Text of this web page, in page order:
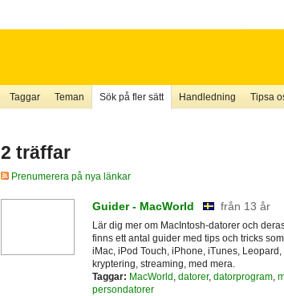
Taggar Teman Sök på fler sätt Handledning Tipsa
2 träffar
Prenumerera på nya länkar
Guider - MacWorld från 13 år
Lär dig mer om MacIntosh-datorer och
finns ett antal guider med tips och tricks
iMac, iPod Touch, iPhone, iTunes, Leopard,
kryptering, streaming, med mera.
Taggar: MacWorld datorer, datorprogram,
persondatorer